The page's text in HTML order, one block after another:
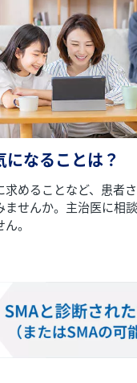
になることは？
求めることなど、患者
ませんか。主治医に相
。